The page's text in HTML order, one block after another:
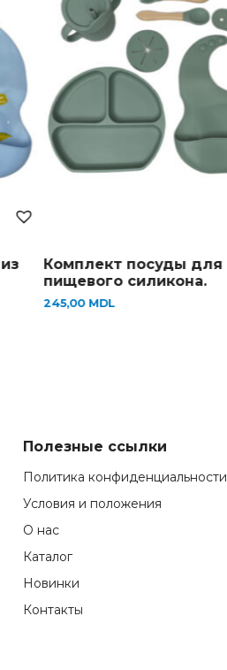
посуды для детей из
силикона.
Полезные ссылки
Политика конфиденциальности
Условия и положения
О нас
Каталог
Новинки
Контакты